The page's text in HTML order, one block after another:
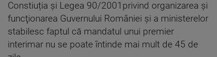
Constiuția și Legea 90/2001privind organizarea şi
funcţionarea Guvernului României şi a ministerelor
stabilesc faptul că mandatul unui premier
interimar nu se poate întinde mai mult de 45 de